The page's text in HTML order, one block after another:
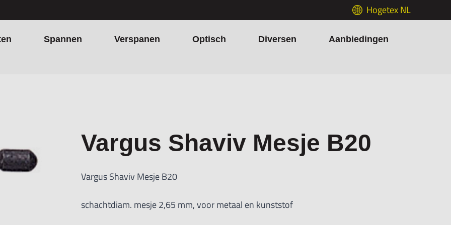
Hogetex NL
Spannen Verspanen Optisch Diversen Aanbiedingen
Vargus Shaviv Mesje B20
Vargus Shaviv Mesje B20
schachtdiam. mesje 2,65 mm, voor metaal en kunststof